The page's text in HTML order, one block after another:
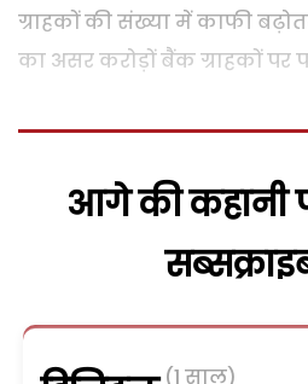
ग्राहकों की संख्या में काफी
का असर करोड़ों बैंक ग्राहकों पर
आगे की कहानी
(1 साल)